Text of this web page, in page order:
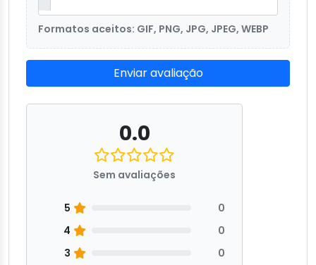
Formatos aceitos: GIF, PNG, JPG, JPEG, WEBP
Enviar avaliação
0.0
Sem avaliações
5
0
4
0
3
0